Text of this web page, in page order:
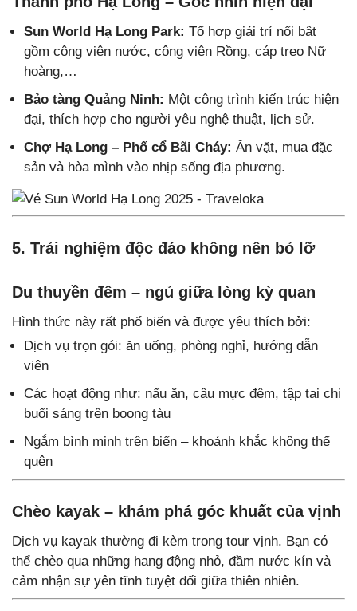
Sun World Hạ Long Park: Tổ hợp giải trí nổi bật
gồm công viên nước, công viên Rồng, cáp treo Nữ
hoàng,…
Bảo tàng Quảng Ninh: Một công trình kiến trúc hiện
đại, thích hợp cho người yêu nghệ thuật, lịch sử.
Chợ Hạ Long – Phố cổ Bãi Cháy: Ăn vặt, mua đặc
sản và hòa mình vào nhịp sống địa phương.
5. Trải nghiệm độc đáo không nên bỏ lỡ
Du thuyền đêm – ngủ giữa lòng kỳ quan
Hình thức này rất phổ biến và được yêu thích bởi:
Dịch vụ trọn gói: ăn uống, phòng nghỉ, hướng dẫn
viên
Các hoạt động như: nấu ăn, câu mực đêm, tập tai chi
buổi sáng trên boong tàu
Ngắm bình minh trên biển – khoảnh khắc không thể
quên
Chèo kayak – khám phá góc khuất của vịnh
Dịch vụ kayak thường đi kèm trong tour vịnh. Bạn có
thể chèo qua những hang động nhỏ, đầm nước kín và
cảm nhận sự yên tĩnh tuyệt đối giữa thiên nhiên.